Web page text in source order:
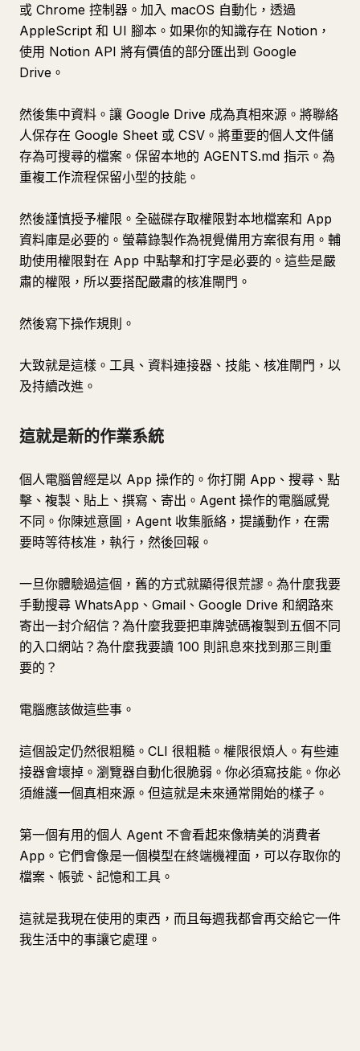
或 Chrome 控制器。加入 macOS 自動化，透過
AppleScript 和 UI 腳本。如果你的知識存在 Notion，
使用 Notion API 將有價值的部分匯出到 Google
Drive。
然後集中資料。讓 Google Drive 成為真相來源。將聯絡
人保存在 Google Sheet 或 CSV。將重要的個人文件儲
存為可搜尋的檔案。保留本地的 AGENTS.md 指示。為
重複工作流程保留小型的技能。
然後謹慎授予權限。全磁碟存取權限對本地檔案和 App
資料庫是必要的。螢幕錄製作為視覺備用方案很有用。輔
助使用權限對在 App 中點擊和打字是必要的。這些是嚴
肅的權限，所以要搭配嚴肅的核准閘門。
然後寫下操作規則。
大致就是這樣。工具、資料連接器、技能、核准閘門，以
及持續改進。
這就是新的作業系統
個人電腦曾經是以 App 操作的。你打開 App、搜尋、點
擊、複製、貼上、撰寫、寄出。Agent 操作的電腦感覺
不同。你陳述意圖，Agent 收集脈絡，提議動作，在需
要時等待核准，執行，然後回報。
一旦你體驗過這個，舊的方式就顯得很荒謬。為什麼我要
手動搜尋 WhatsApp、Gmail、Google Drive 和網路來
寄出一封介紹信？為什麼我要把車牌號碼複製到五個不同
的入口網站？為什麼我要讀 100 則訊息來找到那三則重
要的？
電腦應該做這些事。
這個設定仍然很粗糙。CLI 很粗糙。權限很煩人。有些連
接器會壞掉。瀏覽器自動化很脆弱。你必須寫技能。你必
須維護一個真相來源。但這就是未來通常開始的樣子。
第一個有用的個人 Agent 不會看起來像精美的消費者
App。它們會像是一個模型在終端機裡面，可以存取你的
檔案、帳號、記憶和工具。
這就是我現在使用的東西，而且每週我都會再交給它一件
我生活中的事讓它處理。